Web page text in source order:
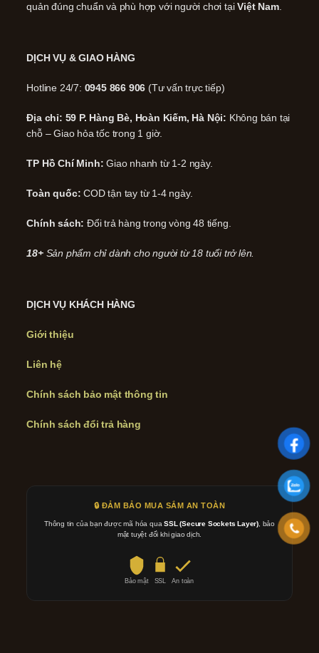
quản đúng chuẩn và phù hợp với người chơi tạiViệt Nam.
DỊCH VỤ & GIAO HÀNG
Hotline 24/7: 0945 866 906 (Tư vấn trực tiếp)
Địa chỉ: 59 P. Hàng Bè, Hoàn Kiếm, Hà Nội: Không bán tại
chỗ – Giao hỏa tốc trong 1 giờ.
TP Hồ Chí Minh: Giao nhanh từ 1-2 ngày.
Toàn quốc: COD tận tay từ 1-4 ngày.
Chính sách: Đổi trả hàng trong vòng 48 tiếng.
18+ Sản phẩm chỉ dành cho người từ 18 tuổi trở lên.
DỊCH VỤ KHÁCH HÀNG
Giới thiệu
Liên hệ
Chính sách bảo mật thông tin
Chính sách đổi trả hàng
🔒 ĐẢM BẢO MUA SẮM AN TOÀN
Thông tin của bạn được mã hóa quaSSL (Secure Sockets Layer), bảo
mật tuyệt đối khi giao dịch.
Bảo mật SSL An toàn